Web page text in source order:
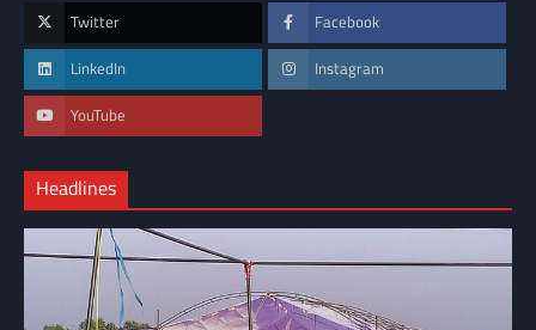
Twitter Facebook
LinkedIn Instagram
YouTube
Headlines